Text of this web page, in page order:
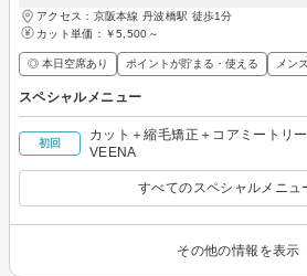
アクセス：京阪本線 丹波橋駅 徒歩1分
カット単価： ￥5,500～
◎ 本日空席あり ポイントが貯まる・使える メン
スペシャルメニュー
初回
カット＋縮毛矯正＋コアミートリ
VEENA
すべてのスペシャルメニュ
その他の情報を表示